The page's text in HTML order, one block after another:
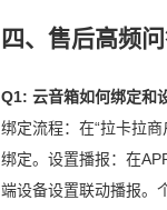
四、售后高频问
Q1: 云音箱如何绑定和
绑定流程：在“拉卡拉
绑定。设置播报：在
端设备设置联动播报。